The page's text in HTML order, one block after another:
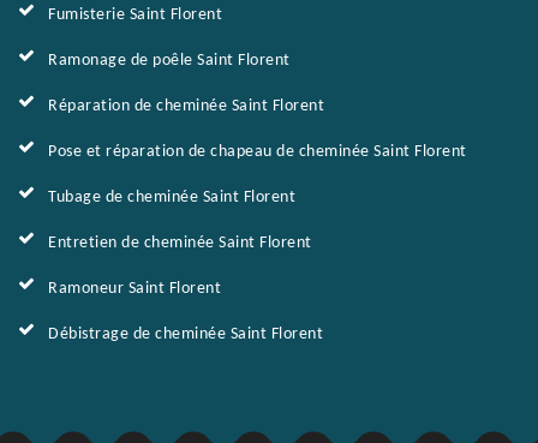
Fumisterie Saint Florent
Ramonage de poêle Saint Florent
Réparation de cheminée Saint Florent
Pose et réparation de chapeau de cheminée Saint Florent
Tubage de cheminée Saint Florent
Entretien de cheminée Saint Florent
Ramoneur Saint Florent
Débistrage de cheminée Saint Florent